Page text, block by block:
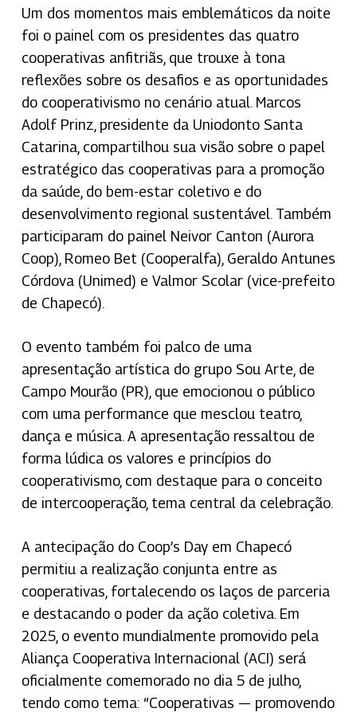
Um dos momentos mais emblemáticos da noite
foi o painel com os presidentes das quatro
cooperativas anfitriãs, que trouxe à tona
reflexões sobre os desafios e as oportunidades
do cooperativismo no cenário atual. Marcos
Adolf Prinz, presidente da Uniodonto Santa
Catarina, compartilhou sua visão sobre o papel
estratégico das cooperativas para a promoção
da saúde, do bem-estar coletivo e do
desenvolvimento regional sustentável. Também
participaram do painel Neivor Canton (Aurora
Coop), Romeo Bet (Cooperalfa), Geraldo Antunes
Córdova (Unimed) e Valmor Scolar (vice-prefeito
de Chapecó).
O evento também foi palco de uma
apresentação artística do grupo Sou Arte, de
Campo Mourão (PR), que emocionou o público
com uma performance que mesclou teatro,
dança e música. A apresentação ressaltou de
forma lúdica os valores e princípios do
cooperativismo, com destaque para o conceito
de intercooperação, tema central da celebração.
A antecipação do Coop’s Day em Chapecó
permitiu a realização conjunta entre as
cooperativas, fortalecendo os laços de parceria
e destacando o poder da ação coletiva. Em
2025, o evento mundialmente promovido pela
Aliança Cooperativa Internacional (ACI) será
oficialmente comemorado no dia 5 de julho,
tendo como tema: “Cooperativas — promovendo